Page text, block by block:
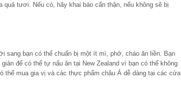
tươi. Nếu có, hãy khai báo cẩn thận, nếu không sẽ bị
sang bạn có thể chuẩn bị một ít mì, phở, cháo ăn liền. Bạn
để có thể tự nấu ăn tại New Zealand vì bạn có thể không
thể mua gia vị và các thực phẩm châu Á dễ dàng tại các cửa